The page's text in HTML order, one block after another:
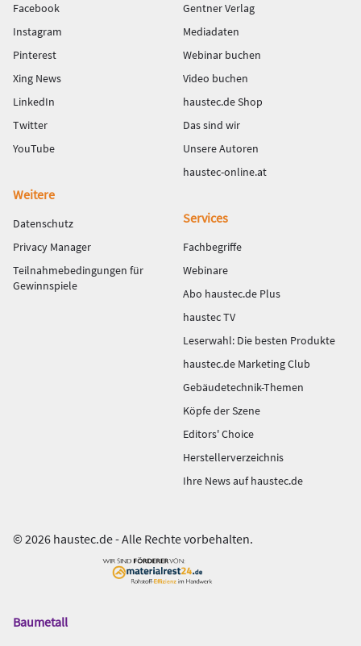
Facebook
Instagram
Pinterest
Xing News
LinkedIn
Twitter
YouTube
Gentner Verlag
Mediadaten
Webinar buchen
Video buchen
haustec.de Shop
Das sind wir
Unsere Autoren
haustec-online.at
Weitere
Datenschutz
Privacy Manager
Teilnahmebedingungen für
Gewinnspiele
Services
Fachbegriffe
Webinare
Abo haustec.de Plus
haustec TV
Leserwahl: Die besten Produkte
haustec.de Marketing Club
Gebäudetechnik-Themen
Köpfe der Szene
Editors' Choice
Herstellerverzeichnis
Ihre News auf haustec.de
© 2026 haustec.de - Alle Rechte vorbehalten.
Das
Baumetall